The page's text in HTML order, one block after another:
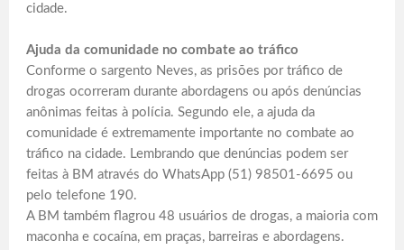
cidade.
Ajuda da comunidade no combate ao tráfico
Conforme o sargento Neves, as prisões por tráfico de
drogas ocorreram durante abordagens ou após denúncias
anônimas feitas à polícia. Segundo ele, a ajuda da
comunidade é extremamente importante no combate ao
tráfico na cidade. Lembrando que denúncias podem ser
feitas à BM através do WhatsApp (51) 98501-6695 ou
pelo telefone 190.
A BM também flagrou 48 usuários de drogas, a maioria com
maconha e cocaína, em praças, barreiras e abordagens.